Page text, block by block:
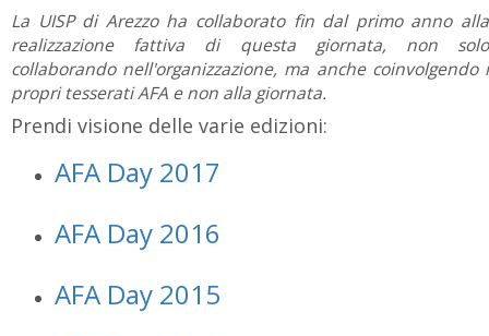
La UISP di Arezzo ha collaborato fin dal primo anno alla
realizzazione fattiva di questa giornata, non solo
collaborando nell'organizzazione, ma anche coinvolgendo i
propri tesserati AFA e non alla giornata.
Prendi visione delle varie edizioni:
AFA Day 2017
AFA Day 2016
AFA Day 2015